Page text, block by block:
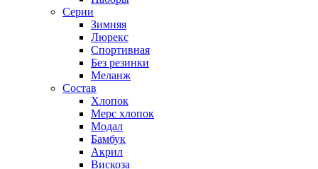
Серии
Зимняя
Люрекс
Спортивная
Без резинки
Меланж
Состав
Хлопок
Мерс хлопок
Модал
Бамбук
Акрил
Вискоза